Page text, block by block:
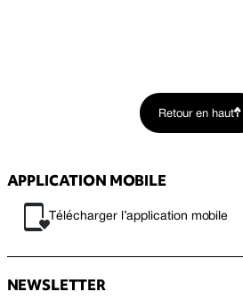
Retour en haut
APPLICATION MOBILE
Télécharger l’application mobile
NEWSLETTER